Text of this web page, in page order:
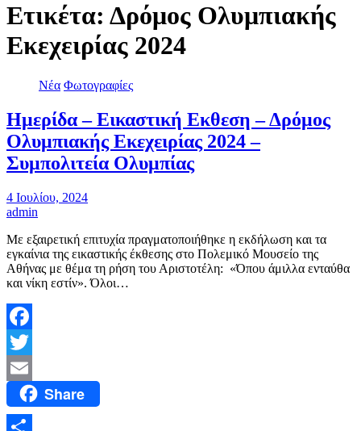
Ετικέτα: Δρόμος Ολυμπιακής
Εκεχειρίας 2024
Νέα Φωτογραφίες
Ημερίδα – Εικαστική Εκθεση – Δρόμος
Ολυμπιακής Εκεχειρίας 2024 –
Συμπολιτεία Ολυμπίας
4 Ιουλίου, 2024
admin
Με εξαιρετική επιτυχία πραγματοποιήθηκε η εκδήλωση και τα
εγκαίνια της εικαστικής έκθεσης στο Πολεμικό Μουσείο της
Αθήνας με θέμα τη ρήση του Αριστοτέλη: «Όπου άμιλλα ενταύθα
και νίκη εστίν». Όλοι…
Facebook
Twitter
Email Share